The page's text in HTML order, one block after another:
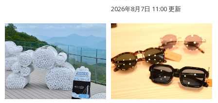
2026年8月7日 11:00更新